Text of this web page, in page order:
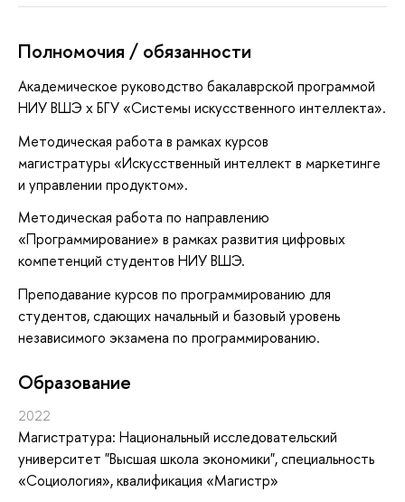
Полномочия / обязанности
Академическое руководство бакалаврской программой
НИУ ВШЭ х БГУ «Системы искусственного интеллекта».
Методическая работа в рамках курсов
магистратуры «Искусственный интеллект в маркетинге
и управлении продуктом».
Методическая работа по направлению
«Программирование» в рамках развития цифровых
компетенций студентов НИУ ВШЭ.
Преподавание курсов по программированию для
студентов, сдающих начальный и базовый уровень
независимого экзамена по программированию.
Oбразование
2022
Магистратура: Национальный исследовательский
университет "Высшая школа экономики", специальность
«Социология», квалификация «Магистр»